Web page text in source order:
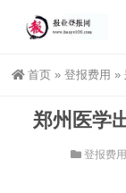
首页 » 登报费用 »
郑州医学
登报费用